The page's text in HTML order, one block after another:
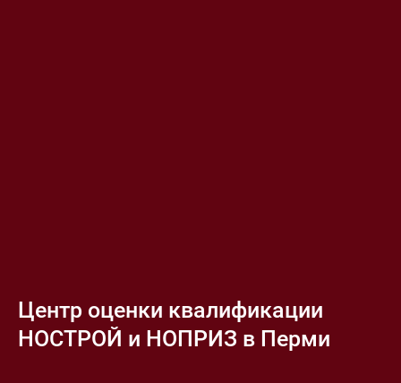
Центр оценки квалификации
НОСТРОЙ и НОПРИЗ в Перми